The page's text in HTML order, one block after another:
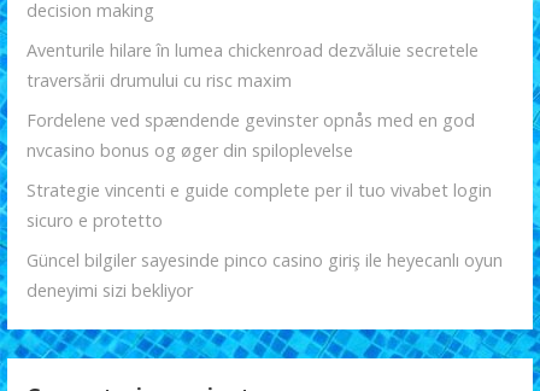
decision making
Aventurile hilare în lumea chickenroad dezvăluie secretele
traversării drumului cu risc maxim
Fordelene ved spændende gevinster opnås med en god
nvcasino bonus og øger din spiloplevelse
Strategie vincenti e guide complete per il tuo vivabet login
sicuro e protetto
Güncel bilgiler sayesinde pinco casino giriş ile heyecanlı oyun
deneyimi sizi bekliyor